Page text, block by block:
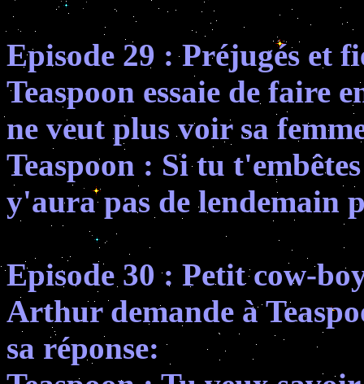
Episode 29 : Préjugés et
Teaspoon essaie de faire
ne veut plus voir sa
Teaspoon : Si tu
y'aura pas de lendemain
Episode 30 : Petit cow-
Arthur demande à
sa réponse: